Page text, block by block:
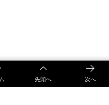
先頭へ 次へ